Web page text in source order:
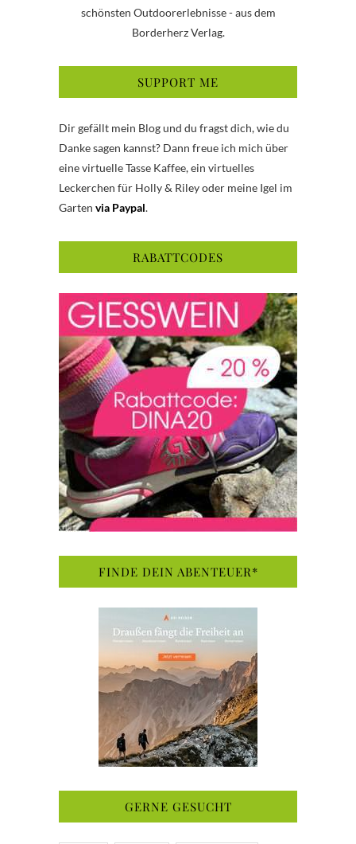
schönsten Outdoorerlebnisse - aus dem
Borderherz Verlag.
SUPPORT ME
Dir gefällt mein Blog und du fragst dich, wie du
Danke sagen kannst? Dann freue ich mich über
eine virtuelle Tasse Kaffee, ein virtuelles
Leckerchen für Holly & Riley oder meine Igel im
Garten via Paypal.
RABATTCODES
FINDE DEIN ABENTEUER*
GERNE GESUCHT